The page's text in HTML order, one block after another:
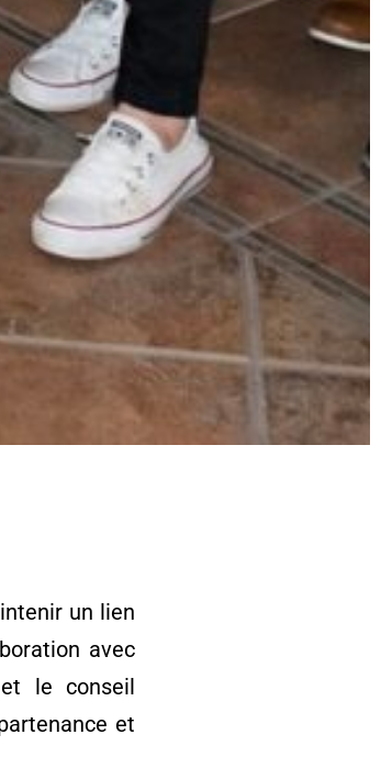
un lien
avec
le conseil
et